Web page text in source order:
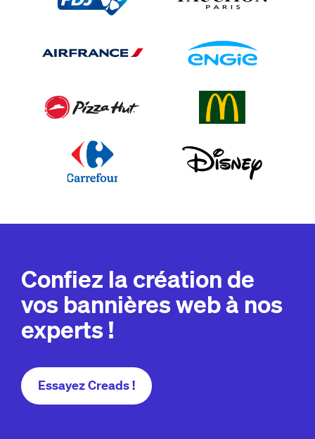
Confiez la création de
vos bannières web à nos
experts !
Essayez Creads !